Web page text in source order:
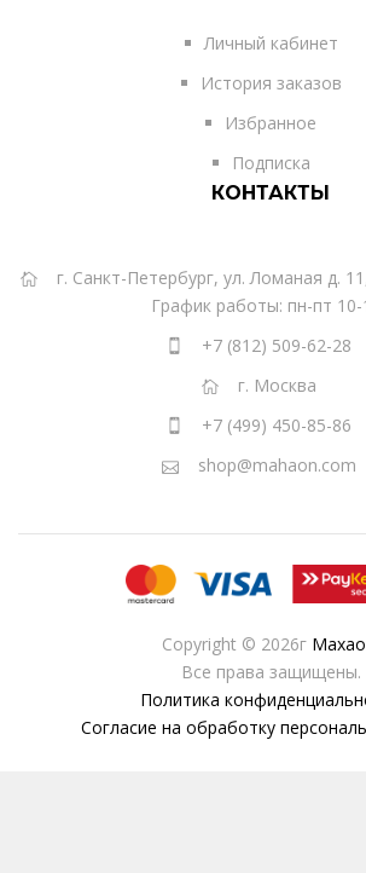
Личный кабинет
История заказов
Избранное
Подписка
КОНТАКТЫ
г. Санкт-Петербург, ул. Ломаная д.
График работы: пн-пт 10-
+7 (812) 509-62-28
г. Москва
+7 (499) 450-85-86
shop@mahaon.com
Copyright © 2026г
Все права защищены.
Политика
Согласие на обработку